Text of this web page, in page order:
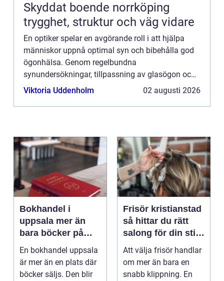
Skyddat boende norrköping
trygghet, struktur och väg vidare
En optiker spelar en avgörande roll i att hjälpa
människor uppnå optimal syn och bibehålla god
ögonhälsa. Genom regelbundna
synundersökningar, tillpassning av glasögon och
kontaktlinser samt rådgiv...
Viktoria Uddenholm 02 augusti 2026
Bokhandel i
uppsala mer än
bara böcker på
hyllan
En bokhandel uppsala
är mer än en plats där
böcker säljs. Den blir
Frisör kristianstad
så hittar du rätt
salong för din stil
och vardag
Att välja frisör handlar
om mer än bara en
snabb klippning. En